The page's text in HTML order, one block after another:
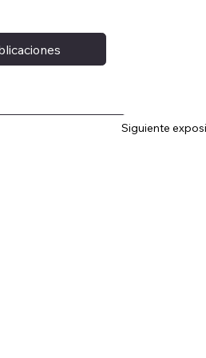
Siguiente